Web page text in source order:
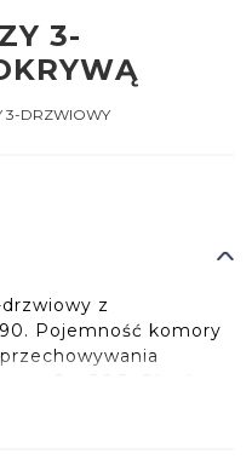
3-
3-DRZWIOWY
drzwiowy z
Pojemność komory
z wysokiej